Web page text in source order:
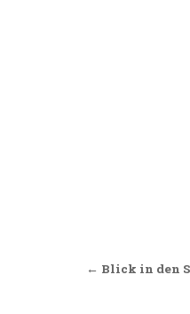
← Blick in den